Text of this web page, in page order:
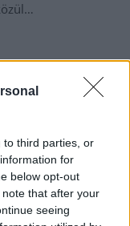
to third parties, or
for
below opt-out
that after your
seeing
mandátum,
mandátumát
jobbikos képviselő